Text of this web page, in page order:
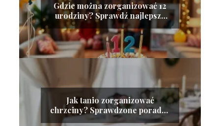
Gdzie można zorganizować 12
urodziny? Sprawdź najlepsze
miejsca!
Jak tanio zorganizować
chrzciny? Sprawdzone porady i
wskazówki